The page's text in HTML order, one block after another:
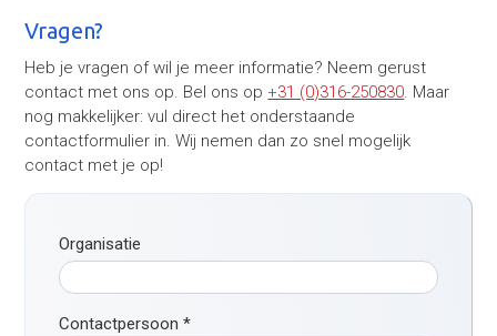
Vragen?
Heb je vragen of wil je meer informatie? Neem gerust
contact met ons op. Bel ons op +31 (0)316-250830. Maar
nog makkelijker: vul direct het onderstaande
contactformulier in. Wij nemen dan zo snel mogelijk
contact met je op!
Organisatie
Contactpersoon*